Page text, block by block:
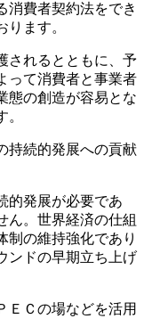
消費者契約法をでき
ます。
されるとともに、予
って消費者と事業者
態の創造が容易とな
持続的発展への貢献
的発展が必要であ
ん。世界経済の仕組
制の維持強化であり
ンドの早期立ち上げ
Ｃの場などを活用